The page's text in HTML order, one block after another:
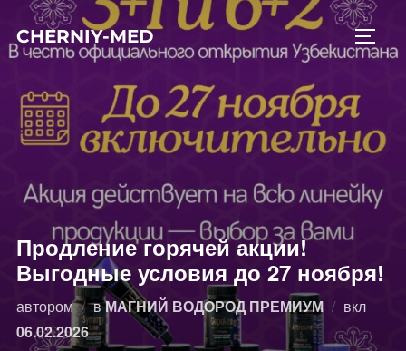
Перейти
содержимому
CHERNIY-MED
Продление горячей акции!
Выгодные условия до 27 ноября!
автором вМАГНИЙ ВОДОРОД ПРЕМИУМ вкл
06.02.2026